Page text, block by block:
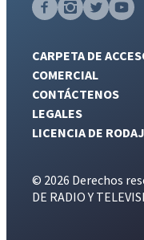
CARPETA DE
COMERCIAL
CONTÁCTENOS
LEGALES
LICENCIA DE
© 2026 Derechos
DE RADIO Y